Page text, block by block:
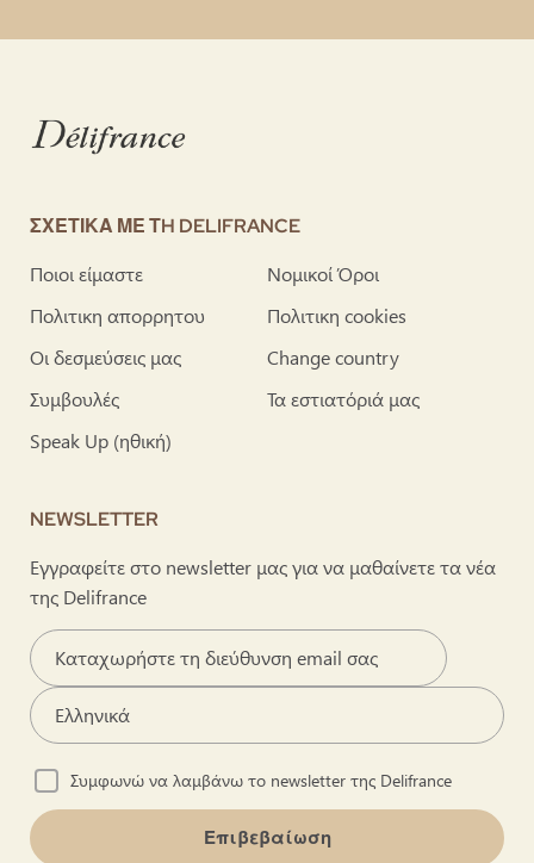
ΣΧΕΤΙΚΑ ΜΕ ΤH DELIFRANCE
Ποιοι είμαστε
Νομικοί Όροι
Πολιτικη απορρητου
Πολιτικη cookies
Οι δεσμεύσεις μας
Change country
Συμβουλές
Τα εστιατόριά μας
Speak Up (ηθική)
NEWSLETTER
Εγγραφείτε στο newsletter μας για να μαθαίνετε τα νέα
της Delifrance
Συμφωνώ να λαμβάνω το newsletter της Delifrance
Επιβεβαίωση